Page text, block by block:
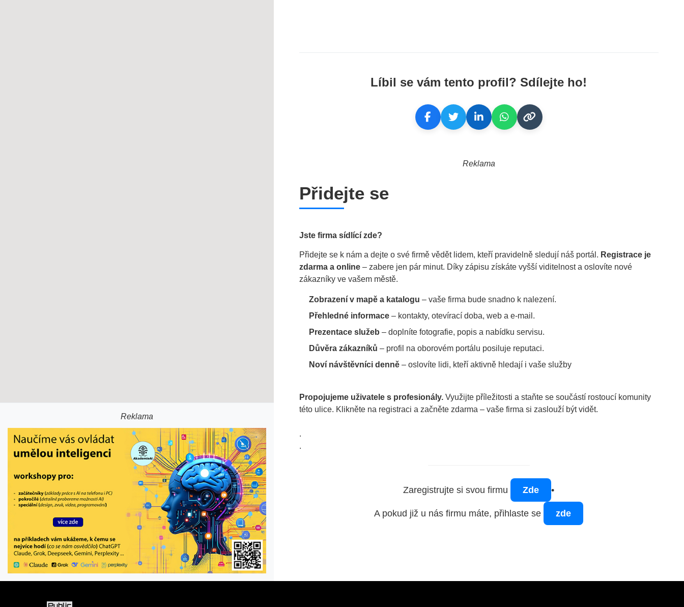
Reklama
Líbil se vám tento profil? Sdílejte ho!
Reklama
Přidejte se
Jste firma sídlící zde?
Přidejte se k nám a dejte o své firmě vědět lidem, kteří pravidelně sledují náš portál. Registrace je
zdarma a online– zabere jen pár minut. Díky zápisu získáte vyšší viditelnost a oslovíte nové
zákazníky ve vašem městě.
Zobrazení v mapě a katalogu – vaše firma bude snadno k nalezení.
Přehledné informace– kontakty, otevírací doba, web a e-mail.
Prezentace služeb – doplníte fotografie, popis a nabídku servisu.
Důvěra zákazníků – profil na oborovém portálu posiluje reputaci.
Noví návštěvníci denně– oslovíte lidi, kteří aktivně hledají i vaše služby
Propojujeme uživatele s profesionály.Využijte příležitosti a staňte se součástí rostoucí komunity
této ulice. Klikněte na registraci a začněte zdarma – vaše firma si zaslouží být vidět.
.
.
Zaregistrujte si svou firmu Zde •
A pokud již u nás firmu máte, přihlaste se zde